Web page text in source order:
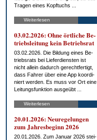
Tra­gen ei­nes Kopf­tuchs ...
Weiterlesen
03.02.2026: Oh­ne ört­li­che Be­
triebs­lei­tung kein Be­triebs­rat
03.02.2026. Die Bil­dung ei­nes Be­
triebs­rats bei Lie­fer­diens­ten ist
nicht al­lein da­durch ge­recht­fer­tigt,
dass Fah­rer über ei­ne App ko­or­di­
niert wer­den. Es muss vor Ort ei­ne
Lei­tungs­funk­ti­on aus­ge­übt ...
Weiterlesen
20.01.2026: Neu­re­ge­lun­gen
zum Jah­res­be­ginn 2026
20.01.2026. Zum Ja­nu­ar 2026 stei­